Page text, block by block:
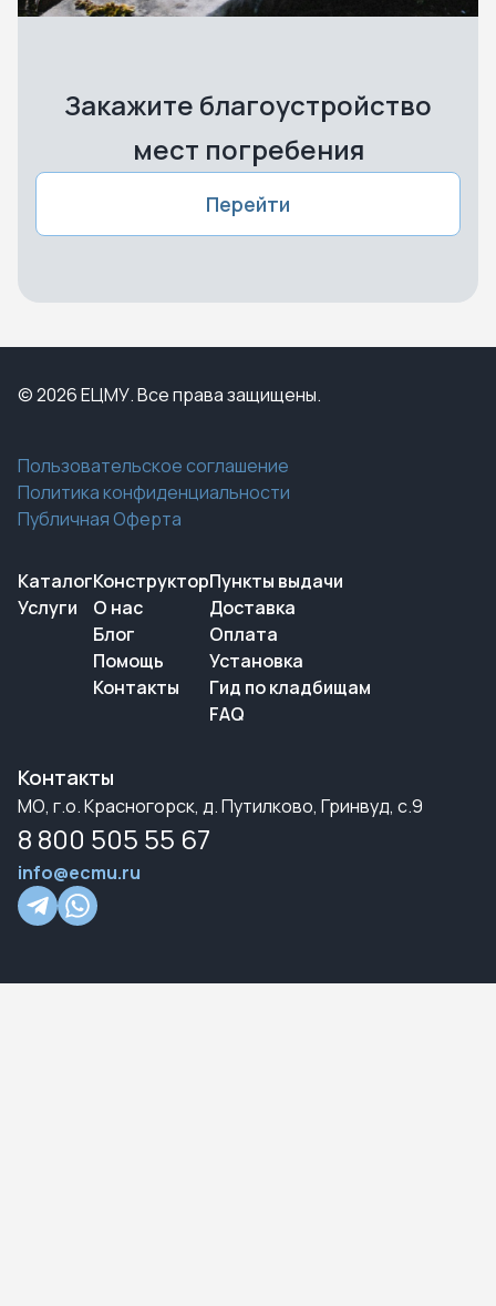
Закажите благоустройство
мест погребения
Перейти
© 2026 ЕЦМУ. Все права защищены.
Пользовательское соглашение
Политика конфиденциальности
Публичная Оферта
Каталог
Услуги
Конструктор
О нас
Блог
Помощь
Контакты
Пункты выдачи
Доставка
Оплата
Установка
Гид по кладбищам
FAQ
Контакты
МО, г.о. Красногорск, д. Путилково, Гринвуд, с.9
8 800 505 55 67
info@ecmu.ru